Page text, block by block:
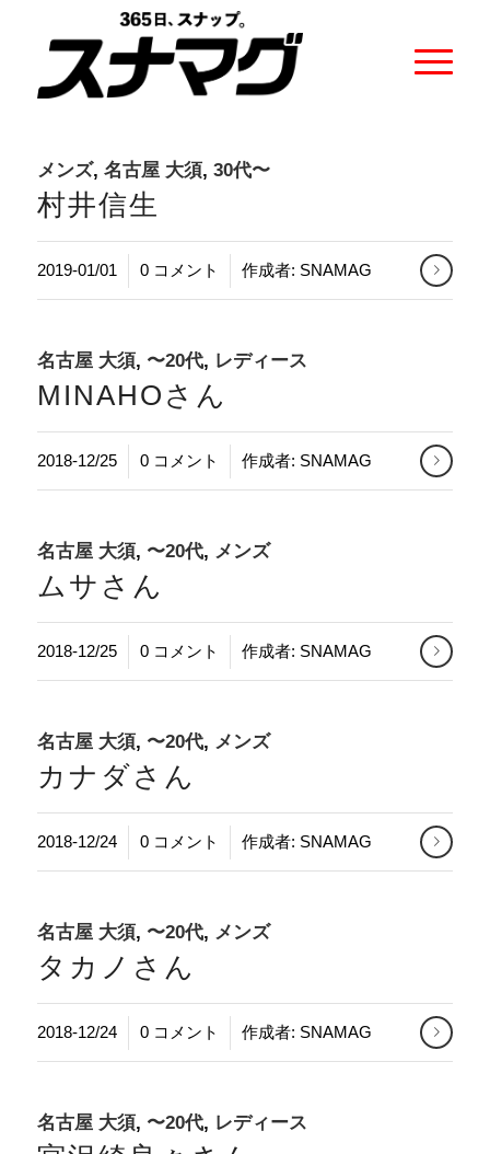
メンズ, 名古屋 大須, 30代〜
村井信生
2019-01/01 0 コメント
/ 作成者: SNAMAG
名古屋 大須, 〜20代, レディース
MINAHOさん
2018-12/25 0 コメント
/ 作成者: SNAMAG
名古屋 大須, 〜20代, メンズ
ムサさん
2018-12/25 0 コメント
/ 作成者: SNAMAG
名古屋 大須, 〜20代, メンズ
カナダさん
2018-12/24 0 コメント
/ 作成者: SNAMAG
名古屋 大須, 〜20代, メンズ
タカノさん
2018-12/24 0 コメント
/ 作成者: SNAMAG
名古屋 大須, 〜20代, レディース